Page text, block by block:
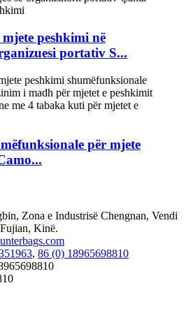
peshkimi në
portativ S...
për mjete
Zona e Industrisë Chengnan, Vendi
Kinë.
, 86 (0) 18965698810